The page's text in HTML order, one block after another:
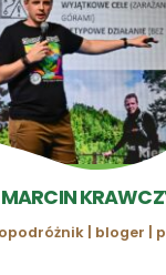
MARCIN
| bloger |